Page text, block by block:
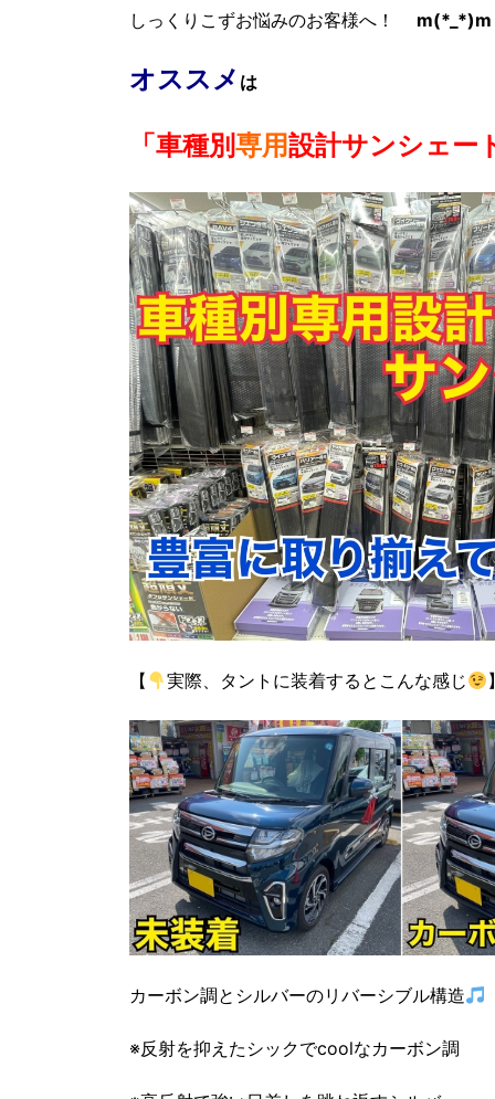
しっくりこずお悩みのお客様へ！ m(*_*)m
オススメ は
「車種別専用設計サンシェー
【 実際、タントに装着するとこんな感じ
カーボン調とシルバーのリバーシブル構造
※反射を抑えたシックでcoolなカーボン調